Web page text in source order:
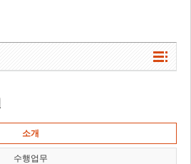
소개
수행업무